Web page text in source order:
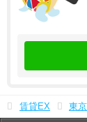
賃貸EX 東